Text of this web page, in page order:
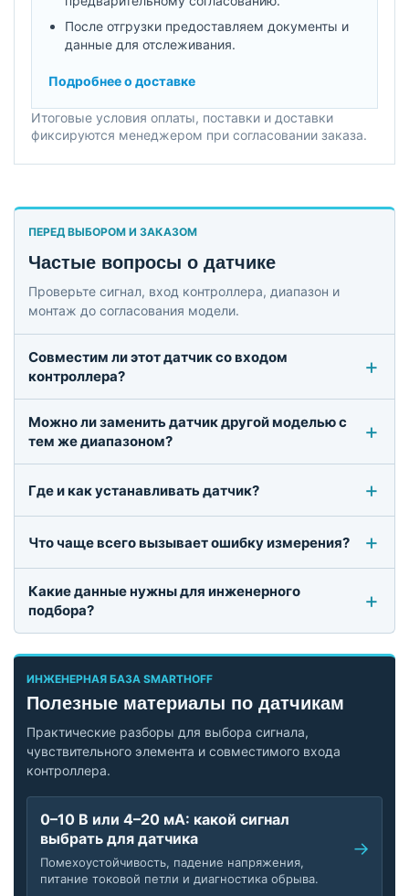
После отгрузки предоставляем документы и
данные для отслеживания.
Подробнее о доставке
Итоговые условия оплаты, поставки и доставки
фиксируются менеджером при согласовании заказа.
ПЕРЕД ВЫБОРОМ И ЗАКАЗОМ
Частые вопросы о датчике
Проверьте сигнал, вход контроллера, диапазон и
монтаж до согласования модели.
Совместим ли этот датчик со входом
контроллера?
Можно ли заменить датчик другой моделью с
тем же диапазоном?
Где и как устанавливать датчик?
Что чаще всего вызывает ошибку измерения?
Какие данные нужны для инженерного
подбора?
ИНЖЕНЕРНАЯ БАЗА SMARTHOFF
Полезные материалы по датчикам
Практические разборы для выбора сигнала,
чувствительного элемента и совместимого входа
контроллера.
0–10 В или 4–20 мА: какой сигнал
выбрать для датчика
Помехоустойчивость, падение напряжения,
питание токовой петли и диагностика обрыва.